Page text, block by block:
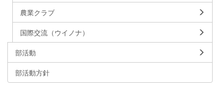
農業クラブ
国際交流（ウイノナ）
部活動
部活動方針